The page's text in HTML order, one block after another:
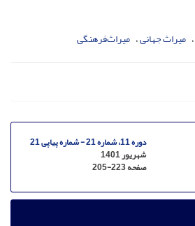
میراث جهانی میراث‌فرهنگی
دوره 11، شماره 21 - شماره پیاپی 21
شهریور 1401
صفحه205-223